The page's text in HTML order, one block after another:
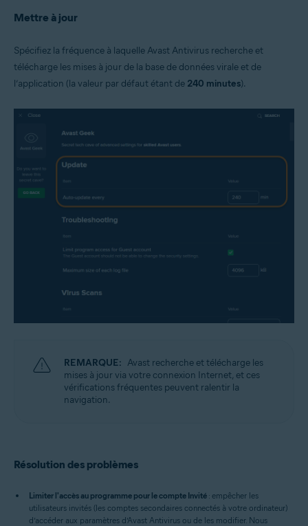
Mettre à jour
Spécifiez la fréquence à laquelle Avast Antivirus recherche et
télécharge les mises à jour de la base de données virale et de
l’application (la valeur par défaut étant de 240 minutes).
REMARQUE: Avast recherche et télécharge les
mises à jour via votre connexion Internet, et ces
vérifications fréquentes peuvent ralentir la
navigation.
Résolution des problèmes
Limiter l'accès au programme pour le compte Invité : empêcher les
utilisateurs invités (les comptes secondaires connectés à votre ordinateur)
d’accéder aux paramètres d’Avast Antivirus ou de les modifier. Nous